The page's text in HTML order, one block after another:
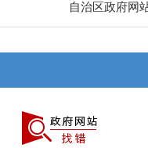
自治区政府网